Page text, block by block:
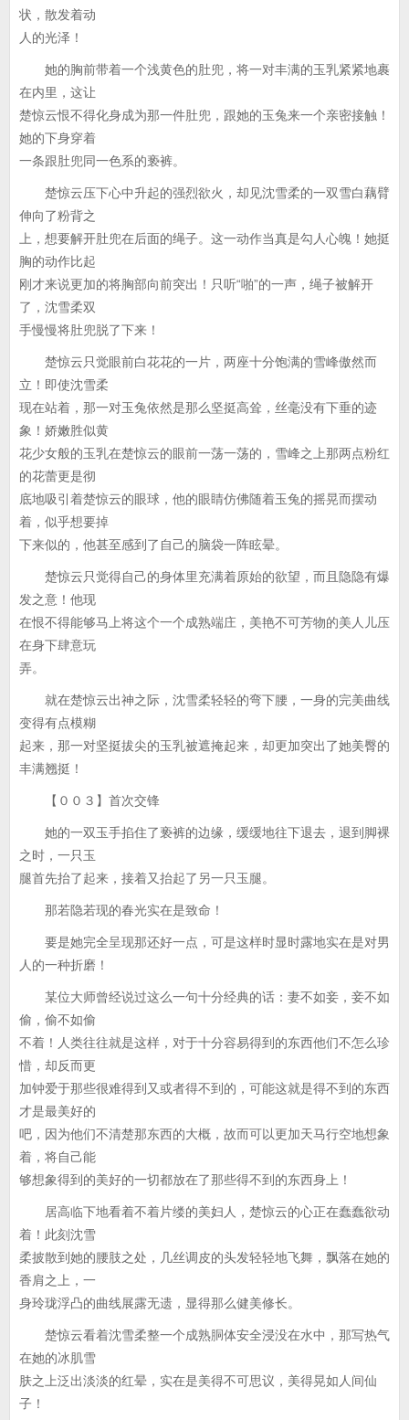
状，散发着动
人的光泽！
她的胸前带着一个浅黄色的肚兜，将一对丰满的玉乳紧紧地裹
在内里，这让
楚惊云恨不得化身成为那一件肚兜，跟她的玉兔来一个亲密接触！
她的下身穿着
一条跟肚兜同一色系的亵裤。
楚惊云压下心中升起的强烈欲火，却见沈雪柔的一双雪白藕臂
伸向了粉背之
上，想要解开肚兜在后面的绳子。这一动作当真是勾人心魄！她挺
胸的动作比起
刚才来说更加的将胸部向前突出！只听“啪”的一声，绳子被解开
了，沈雪柔双
手慢慢将肚兜脱了下来！
楚惊云只觉眼前白花花的一片，两座十分饱满的雪峰傲然而
立！即使沈雪柔
现在站着，那一对玉兔依然是那么坚挺高耸，丝毫没有下垂的迹
象！娇嫩胜似黄
花少女般的玉乳在楚惊云的眼前一荡一荡的，雪峰之上那两点粉红
的花蕾更是彻
底地吸引着楚惊云的眼球，他的眼睛仿佛随着玉兔的摇晃而摆动
着，似乎想要掉
下来似的，他甚至感到了自己的脑袋一阵眩晕。
楚惊云只觉得自己的身体里充满着原始的欲望，而且隐隐有爆
发之意！他现
在恨不得能够马上将这个一个成熟端庄，美艳不可芳物的美人儿压
在身下肆意玩
弄。
就在楚惊云出神之际，沈雪柔轻轻的弯下腰，一身的完美曲线
变得有点模糊
起来，那一对坚挺拔尖的玉乳被遮掩起来，却更加突出了她美臀的
丰满翘挺！
【００３】首次交锋
她的一双玉手掐住了亵裤的边缘，缓缓地往下退去，退到脚裸
之时，一只玉
腿首先抬了起来，接着又抬起了另一只玉腿。
那若隐若现的春光实在是致命！
要是她完全呈现那还好一点，可是这样时显时露地实在是对男
人的一种折磨！
某位大师曾经说过这么一句十分经典的话：妻不如妾，妾不如
偷，偷不如偷
不着！人类往往就是这样，对于十分容易得到的东西他们不怎么珍
惜，却反而更
加钟爱于那些很难得到又或者得不到的，可能这就是得不到的东西
才是最美好的
吧，因为他们不清楚那东西的大概，故而可以更加天马行空地想象
着，将自己能
够想象得到的美好的一切都放在了那些得不到的东西身上！
居高临下地看着不着片缕的美妇人，楚惊云的心正在蠢蠢欲动
着！此刻沈雪
柔披散到她的腰肢之处，几丝调皮的头发轻轻地飞舞，飘落在她的
香肩之上，一
身玲珑浮凸的曲线展露无遗，显得那么健美修长。
楚惊云看着沈雪柔整一个成熟胴体安全浸没在水中，那写热气
在她的冰肌雪
肤之上泛出淡淡的红晕，实在是美得不可思议，美得晃如人间仙
子！